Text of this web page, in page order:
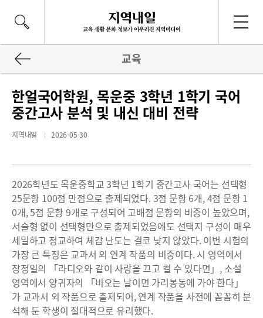
교육
한얼국어학원, 목운중 3학년 1학기 국어
중간고사 분석 및 내신 대비 전략
지역내일 2026-05-30
2026학년도 목운중학교 3학년 1학기 중간고사 국어는 선택형
25문항 100점 만점으로 출제되었다. 3점 문항 6개, 4점 문항 1
0개, 5점 문항 9개로 구성되어 고배점 문항의 비중이 높았으며,
서술형 없이 선택형만으로 출제되었음에도 선택지 구성이 매우
세밀하고 정교하여 체감 난도는 결코 낮지 않았다. 이번 시험의
가장 큰 특징은 교과서 외 연계 작품의 비중이다. 시 영역에서
장정일의 「라디오와 같이 사랑을 끄고 켤 수 있다면」, 소설
영역에서 양귀자의 「비오는 날이면 가리봉동에 가야 한다」
가 교과서 외 작품으로 출제되어, 연계 작품을 사전에 꼼꼼히 분
석해 둔 학생이 절대적으로 유리했다.